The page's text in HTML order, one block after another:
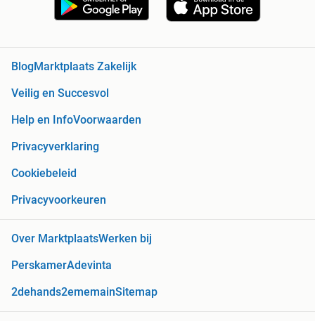
BlogMarktplaats Zakelijk
Veilig en Succesvol
Help en InfoVoorwaarden
Privacyverklaring
Cookiebeleid
Privacyvoorkeuren
Over MarktplaatsWerken bij
PerskamerAdevinta
2dehands2ememainSitemap